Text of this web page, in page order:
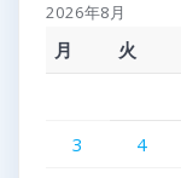
2026年8月
月 火
3
4